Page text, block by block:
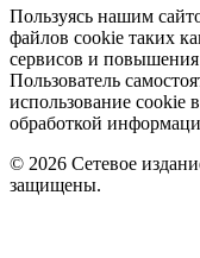
Политика
cookie
Пользуясь нашим
файлов cookie таких
сервисов и повышения
Пользователь
использование cookie
обработкой
© 2026 Сетевое
защищены.